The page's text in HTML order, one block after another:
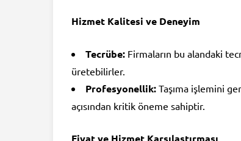
Hizmet Kalitesi ve Deneyim
Tecrübe: Firmaların bu alandaki
üretebilirler.
Profesyonellik: Taşıma işlemini
açısından kritik öneme sahiptir.